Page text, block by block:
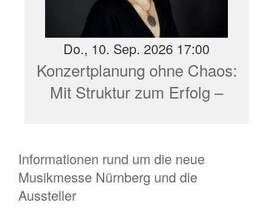
Do., 10. Sep. 2026 17:00
Konzertplanung ohne Chaos:
Mit Struktur zum Erfolg –
Informationen rund um die neue
Musikmesse Nürnberg und die
Aussteller